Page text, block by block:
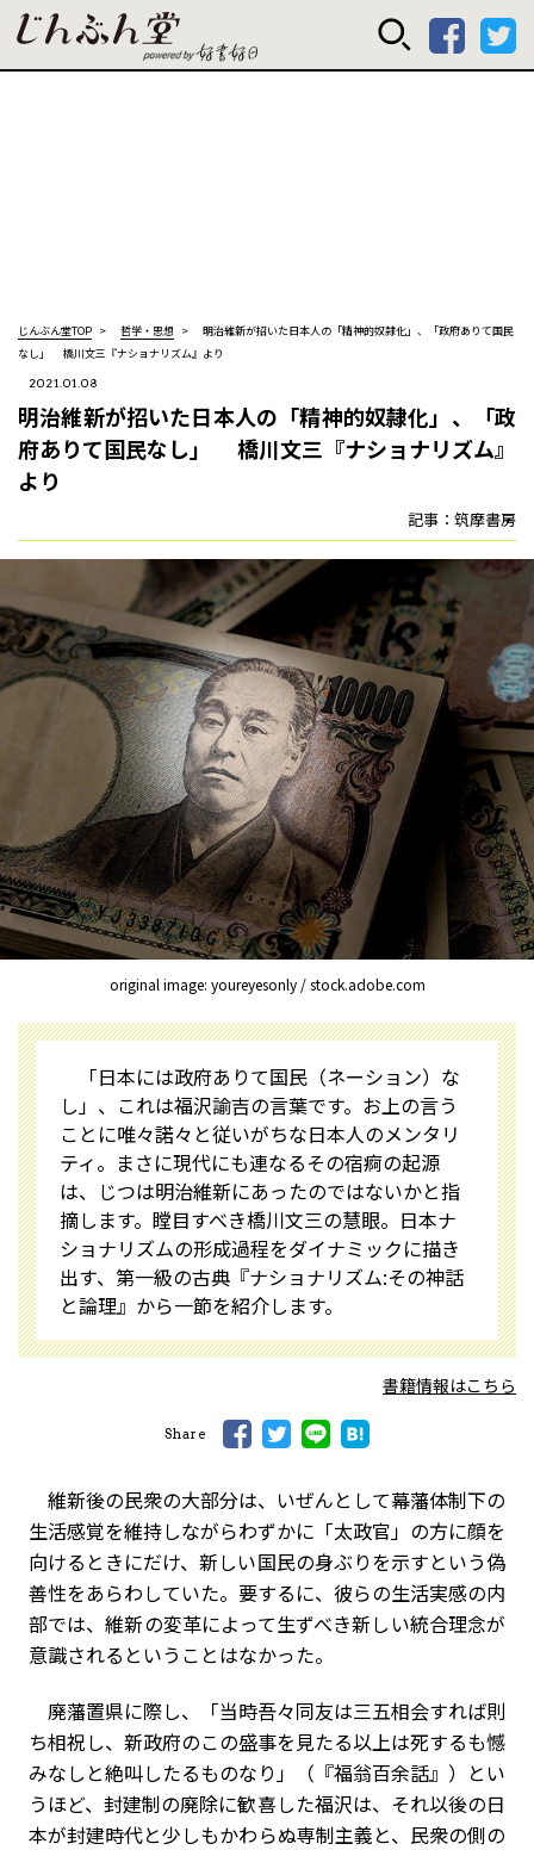
じんぶん堂
じんぶん堂TOP 哲学・思想
明治維新が招いた日本人の「精神的奴隷化」、「政府ありて国民
なし」 橋川文三『ナショナリズム』より
2021.01.08
明治維新が招いた日本人の「精神的奴隷化」、「政
府ありて国民なし」 橋川文三『ナショナリズム』
より
記事：筑摩書房
original image: youreyesonly / stock.adobe.com
「日本には政府ありて国民（ネーション）な
し」、これは福沢諭吉の言葉です。お上の言う
ことに唯々諾々と従いがちな日本人のメンタリ
ティ。まさに現代にも連なるその宿痾の起源
は、じつは明治維新にあったのではないかと指
摘します。瞠目すべき橋川文三の慧眼。日本ナ
ショナリズムの形成過程をダイナミックに描き
出す、第一級の古典『ナショナリズム:その神話
と論理』から一節を紹介します。
書籍情報はこちら
Share
維新後の民衆の大部分は、いぜんとして幕藩体制下の
生活感覚を維持しながらわずかに「太政官」の方に顔を
向けるときにだけ、新しい国民の身ぶりを示すという偽
善性をあらわしていた。要するに、彼らの生活実感の内
部では、維新の変革によって生ずべき新しい統合理念が
意識されるということはなかった。
廃藩置県に際し、「当時吾々同友は三五相会すれば則
ち相祝し、新政府のこの盛事を見たる以上は死するも憾
みなしと絶叫したるものなり」（『福翁百余話』）とい
うほど、封建制の廃除に歓喜した福沢は、それ以後の日
本が封建時代と少しもかわらぬ専制主義と、民衆の側の